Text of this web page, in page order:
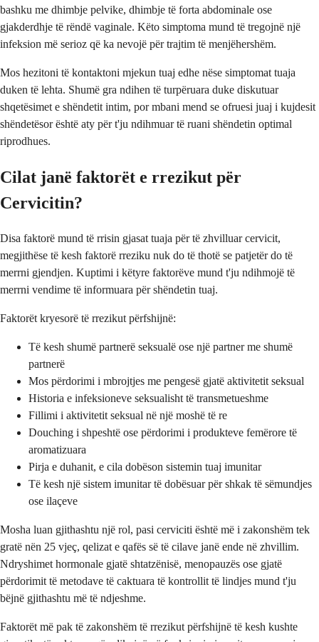
bashku me dhimbje pelvike, dhimbje të forta abdominale ose
gjakderdhje të rëndë vaginale. Këto simptoma mund të tregojnë një
infeksion më serioz që ka nevojë për trajtim të menjëhershëm.
Mos hezitoni të kontaktoni mjekun tuaj edhe nëse simptomat tuaja
duken të lehta. Shumë gra ndihen të turpëruara duke diskutuar
shqetësimet e shëndetit intim, por mbani mend se ofruesi juaj i kujdesit
shëndetësor është aty për t'ju ndihmuar të ruani shëndetin optimal
riprodhues.
Cilat janë faktorët e rrezikut për
Cervicitin?
Disa faktorë mund të rrisin gjasat tuaja për të zhvilluar cervicit,
megjithëse të kesh faktorë rreziku nuk do të thotë se patjetër do të
merrni gjendjen. Kuptimi i këtyre faktorëve mund t'ju ndihmojë të
merrni vendime të informuara për shëndetin tuaj.
Faktorët kryesorë të rrezikut përfshijnë:
Të kesh shumë partnerë seksualë ose një partner me shumë
partnerë
Mos përdorimi i mbrojtjes me pengesë gjatë aktivitetit seksual
Historia e infeksioneve seksualisht të transmetueshme
Fillimi i aktivitetit seksual në një moshë të re
Douching i shpeshtë ose përdorimi i produkteve femërore të
aromatizuara
Pirja e duhanit, e cila dobëson sistemin tuaj imunitar
Të kesh një sistem imunitar të dobësuar për shkak të sëmundjes
ose ilaçeve
Mosha luan gjithashtu një rol, pasi cerviciti është më i zakonshëm tek
gratë nën 25 vjeç, qelizat e qafës së të cilave janë ende në zhvillim.
Ndryshimet hormonale gjatë shtatzënisë, menopauzës ose gjatë
përdorimit të metodave të caktuara të kontrollit të lindjes mund t'ju
bëjnë gjithashtu më të ndjeshme.
Faktorët më pak të zakonshëm të rrezikut përfshijnë të kesh kushte